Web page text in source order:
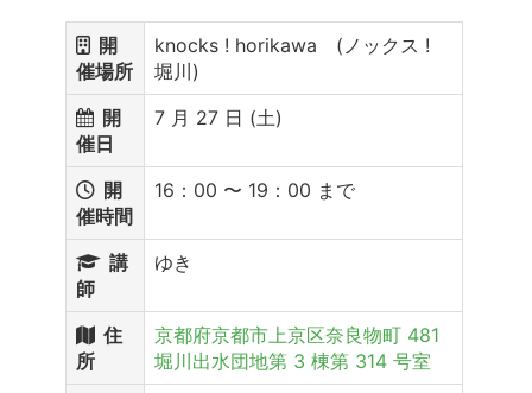
開
催場所
knocks ! horikawa (ノックス !
堀川)
開
催日
7 月 27 日 (土)
開
催時間
16：00 〜 19：00 まで
講
師
ゆき
住
所
京都府京都市上京区奈良物町 481
堀川出水団地第 3 棟第 314 号室